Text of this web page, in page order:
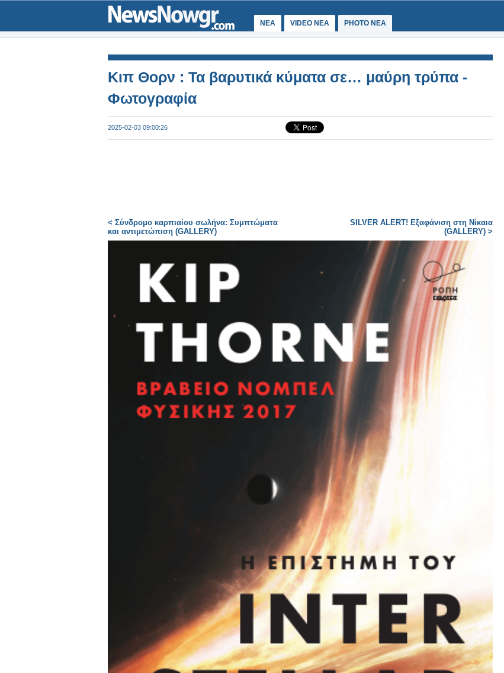
ΝΕΑ VIDEO NEA PHOTO NEA
Κιπ Θορν : Τα βαρυτικά κύματα σε… μαύρη τρύπα -
Φωτογραφία
2025-02-03 09:00:26
< Σύνδρομο καρπιαίου σωλήνα: Συμπτώματα
και αντιμετώπιση (GALLERY)
SILVER ALERT! Εξαφάνιση στη Νίκαια
(GALLERY) >